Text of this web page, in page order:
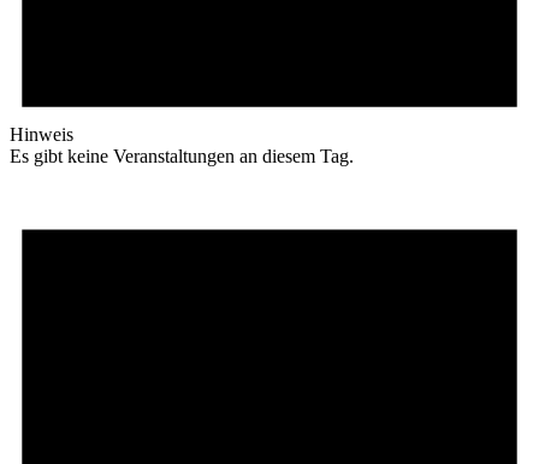
Hinweis
Es gibt keine Veranstaltungen an diesem Tag.